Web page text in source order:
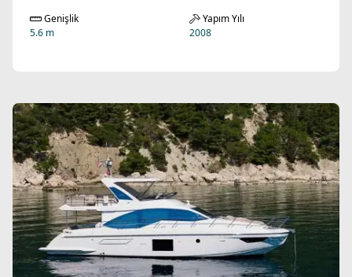
Genişlik
5.6 m
Yapım Yılı
2008